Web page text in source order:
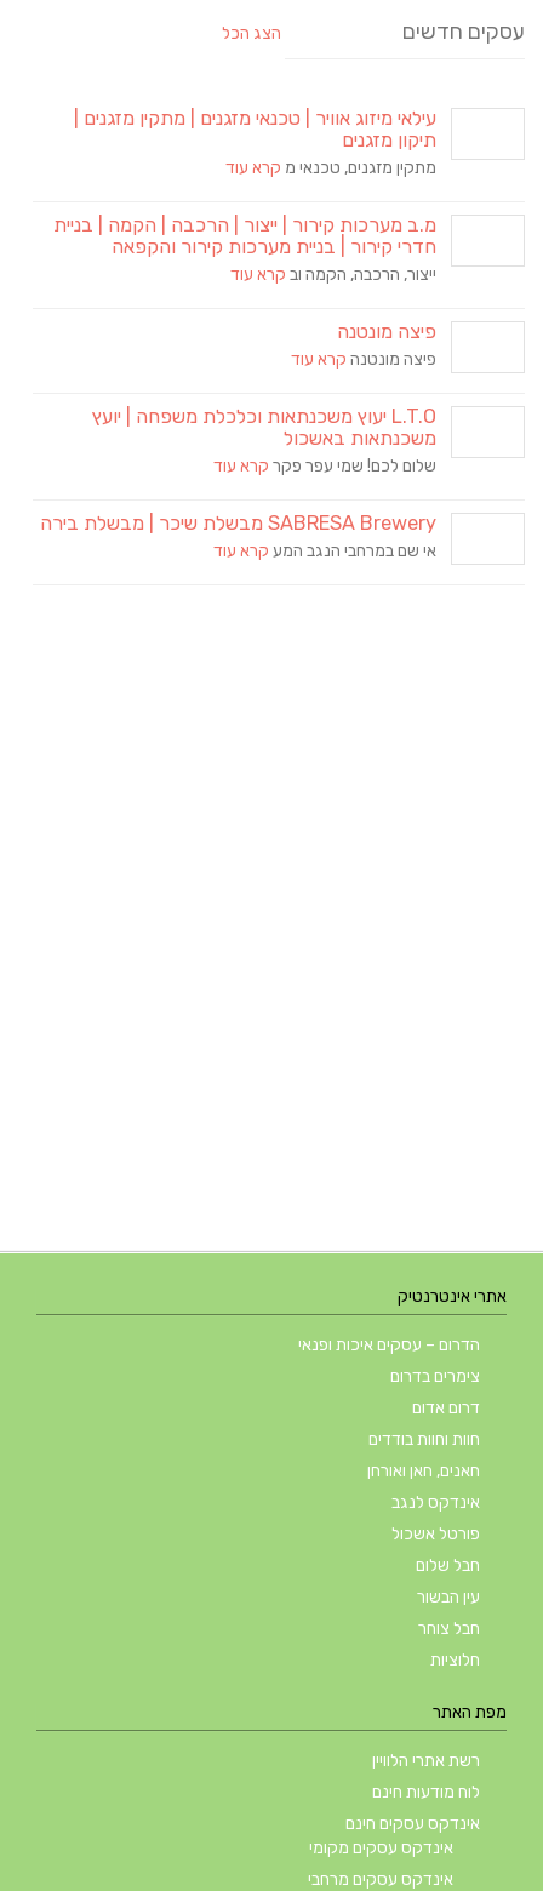
עסקים חדשים הצג הכל
עילאי מיזוג אוויר | טכנאי מזגנים | מתקין מזגנים |
תיקון מזגנים
מתקין מזגנים, טכנאי מ קרא עוד
מ.ב מערכות קירור | ייצור | הרכבה | הקמה | בניית
חדרי קירור | בניית מערכות קירור והקפאה
ייצור, הרכבה, הקמה וב קרא עוד
פיצה מונטנה
פיצה מונטנה קרא עוד
L.T.O יעוץ משכנתאות וכלכלת משפחה | יועץ
משכנתאות באשכול
שלום לכם! שמי עפר פקר קרא עוד
SABRESA Brewery מבשלת שיכר | מבשלת בירה
אי שם במרחבי הנגב המע קרא עוד
אתרי אינטרנטיק
הדרום – עסקים איכות ופנאי
צימרים בדרום
דרום אדום
חוות וחוות בודדים
חאנים, חאן ואורחן
אינדקס לנגב
פורטל אשכול
חבל שלום
עין הבשור
חבל צוחר
חלוציות
מפת האתר
רשת אתרי הלוויין
לוח מודעות חינם
אינדקס עסקים חינם
אינדקס עסקים מקומי
אינדקס עסקים מרחבי